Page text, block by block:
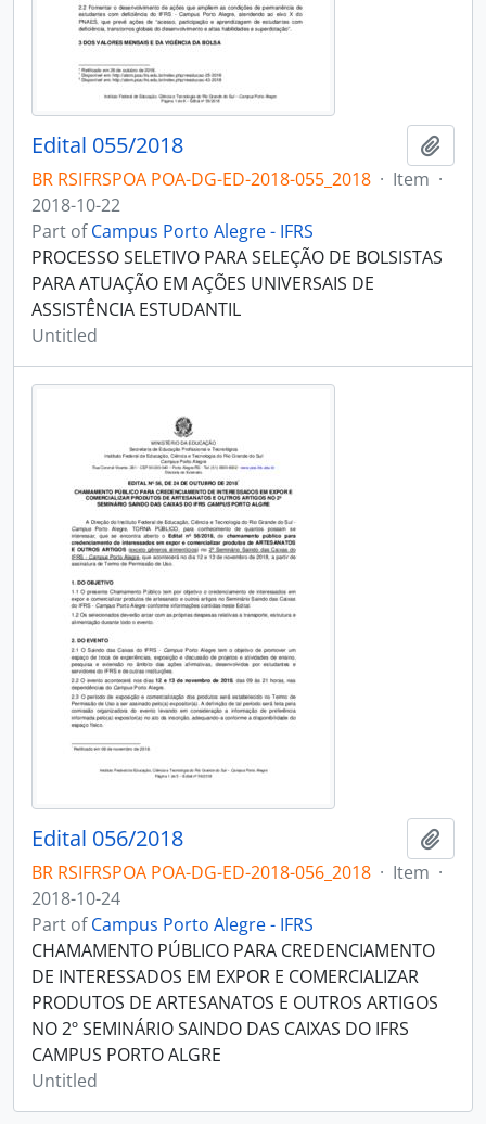
Edital 055/2018
BR RSIFRSPOA POA-DG-ED-2018-055_2018 · Item ·
2018-10-22
Part ofCampus Porto Alegre - IFRS
PROCESSO SELETIVO PARA SELEÇÃO DE BOLSISTAS
PARA ATUAÇÃO EM AÇÕES UNIVERSAIS DE
ASSISTÊNCIA ESTUDANTIL
Untitled
Edital 056/2018
BR RSIFRSPOA POA-DG-ED-2018-056_2018 · Item ·
2018-10-24
Part ofCampus Porto Alegre - IFRS
CHAMAMENTO PÚBLICO PARA CREDENCIAMENTO
DE INTERESSADOS EM EXPOR E COMERCIALIZAR
PRODUTOS DE ARTESANATOS E OUTROS ARTIGOS
NO 2º SEMINÁRIO SAINDO DAS CAIXAS DO IFRS
CAMPUS PORTO ALGRE
Untitled